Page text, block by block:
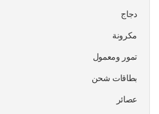
دجاج
مكرونة
تمور ومعمول
بطاقات شحن
عصائر